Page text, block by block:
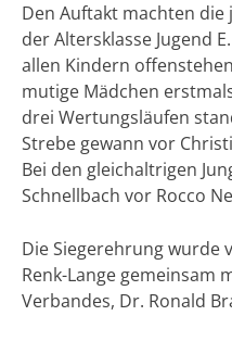
Den Auftakt machten
der Altersklasse Jugend
allen Kindern
mutige Mädchen
drei Wertungsläufen
Strebe gewann vor
Bei den gleichaltrigen
Schnellbach vor Rocco
Die Siegerehrung wurde
Renk-Lange gemeinsam
Verbandes, Dr. Ronald